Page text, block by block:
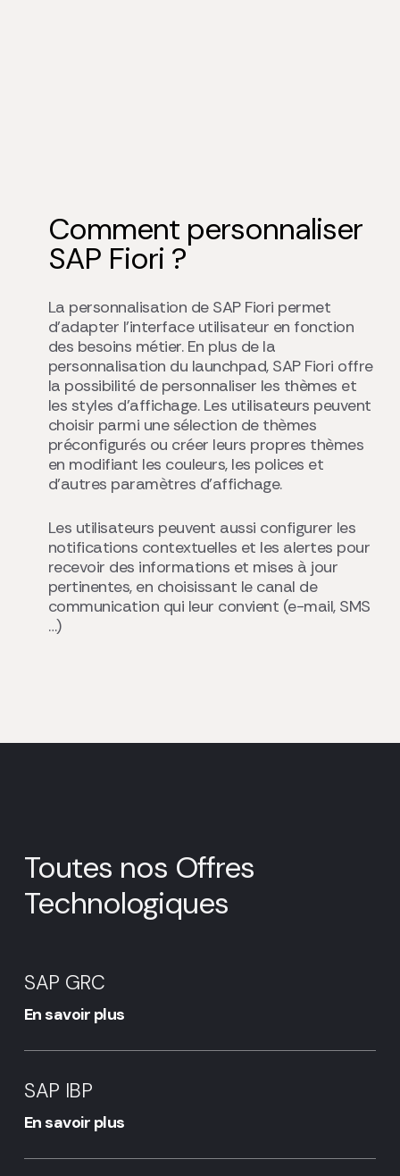
Comment personnaliser
SAP Fiori ?
La personnalisation de SAP Fiori permet
d’adapter l’interface utilisateur en fonction
des besoins métier. En plus de la
personnalisation du launchpad, SAP Fiori offre
la possibilité de personnaliser les thèmes et
les styles d’affichage. Les utilisateurs peuvent
choisir parmi une sélection de thèmes
préconfigurés ou créer leurs propres thèmes
en modifiant les couleurs, les polices et
d’autres paramètres d’affichage.
Les utilisateurs peuvent aussi configurer les
notifications contextuelles et les alertes pour
recevoir des informations et mises à jour
pertinentes, en choisissant le canal de
communication qui leur convient (e-mail, SMS
…)
Toutes nos Offres
Technologiques
GRC
SAP GRC
En savoir plus
IBP
SAP IBP
En savoir plus